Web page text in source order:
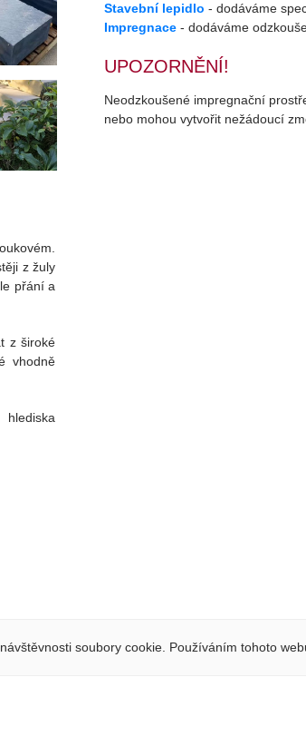
z žuly
přání a
z široké
vhodně
Stavební lepidlo - dodáváme
Impregnace- dodáváme
UPOZORNĚNÍ!
Neodzkoušené impregnační
nebo mohou vytvořit nežádoucí
soubory cookie. Používáním tohoto